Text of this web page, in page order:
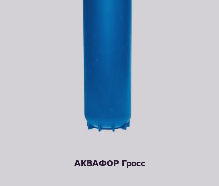
АКВАФОР Гросс